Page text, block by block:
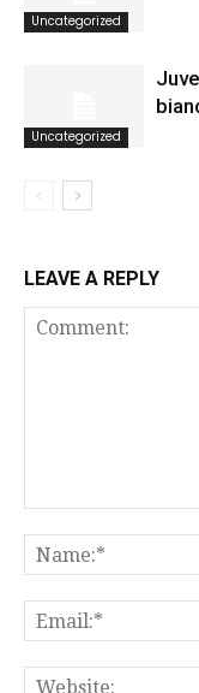
Uncategorized
Uncategorized
LEAVE A REPLY